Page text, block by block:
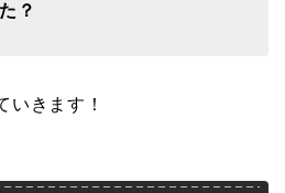
？
いきます！